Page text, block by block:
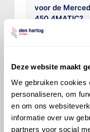
Deze website maakt
We gebruiken cookies
personaliseren, om
en om ons
informatie over uw
partners voor social
voor de
450 4MATIC?
Hoe vaak
worden bij een
klasse?